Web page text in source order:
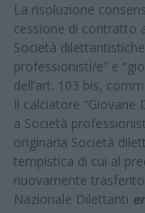
La risoluzione
cessione di contratto
Società
professionisti/e” e
dell’art. 103 bis,
Il calciatore
a Società
originaria Società
tempistica di cui al
nuovamente
Nazionale Dilettanti